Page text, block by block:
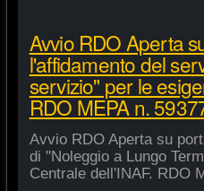
Avvio RDO Aperta
l'affidamento del
servizio" per le
RDO MEPA n.
Avvio RDO Aperta su
di "Noleggio a Lungo
Centrale dell'INAF. RDO